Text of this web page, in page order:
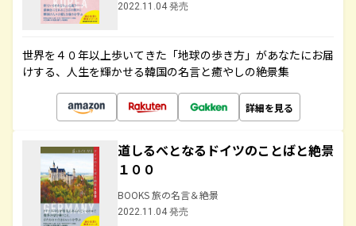
2022.11.04 発売
世界を４０年以上歩いてきた「地球の歩き方」があなたにお届
けする、人生を輝かせる韓国の名言と癒やしの絶景集
詳細を見る
道しるべとなるドイツのことばと絶景
１００
BOOKS 旅の名言＆絶景
2022.11.04 発売